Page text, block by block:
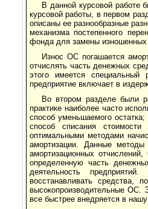
В данной курсовой работе
курсовой работы, в первом
описаны ее разнообразные
механизма постепенного
фонда для замены изношенных
Износ ОС погашается
отчислять часть денежных
этого имеется
предприятие включает в
Во втором разделе были
практике наиболее часто
способ уменьшаемого
способ списания
оптимальными методами
амортизации. Данные
амортизационных
определенную часть
деятельность
восстанавливать средства,
высокопроизводительные ОС.
все быстрее внедряется в